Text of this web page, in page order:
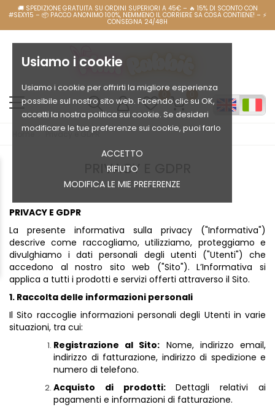
Usiamo i cookie
Usiamo i cookie per offrirti la migliore esperienza
possibile sul nostro sito web. Facendo clic su OK,
accetti la nostra politica sui cookie. Se desideri
modificare le tue preferenze sui cookie, puoi farlo
ACCETTO
RIFIUTO
MODIFICA LE MIE PREFERENZE
Home Privacy e GDPR
PRIVACY E GDPR
PRIVACY E GDPR
La presente informativa sulla privacy ("Informativa")
descrive come raccogliamo, utilizziamo, proteggiamo e
divulghiamo i dati personali degli utenti ("Utenti") che
accedono al nostro sito web ("Sito"). L’Informativa si
applica a tutti i prodotti e servizi offerti attraverso il Sito.
1. Raccolta delle informazioni personali
Il Sito raccoglie informazioni personali degli Utenti in varie
situazioni, tra cui:
Registrazione al Sito: Nome, indirizzo email,
indirizzo di fatturazione, indirizzo di spedizione e
numero di telefono.
Acquisto di prodotti:Dettagli relativi ai
pagamenti e informazioni di fatturazione.